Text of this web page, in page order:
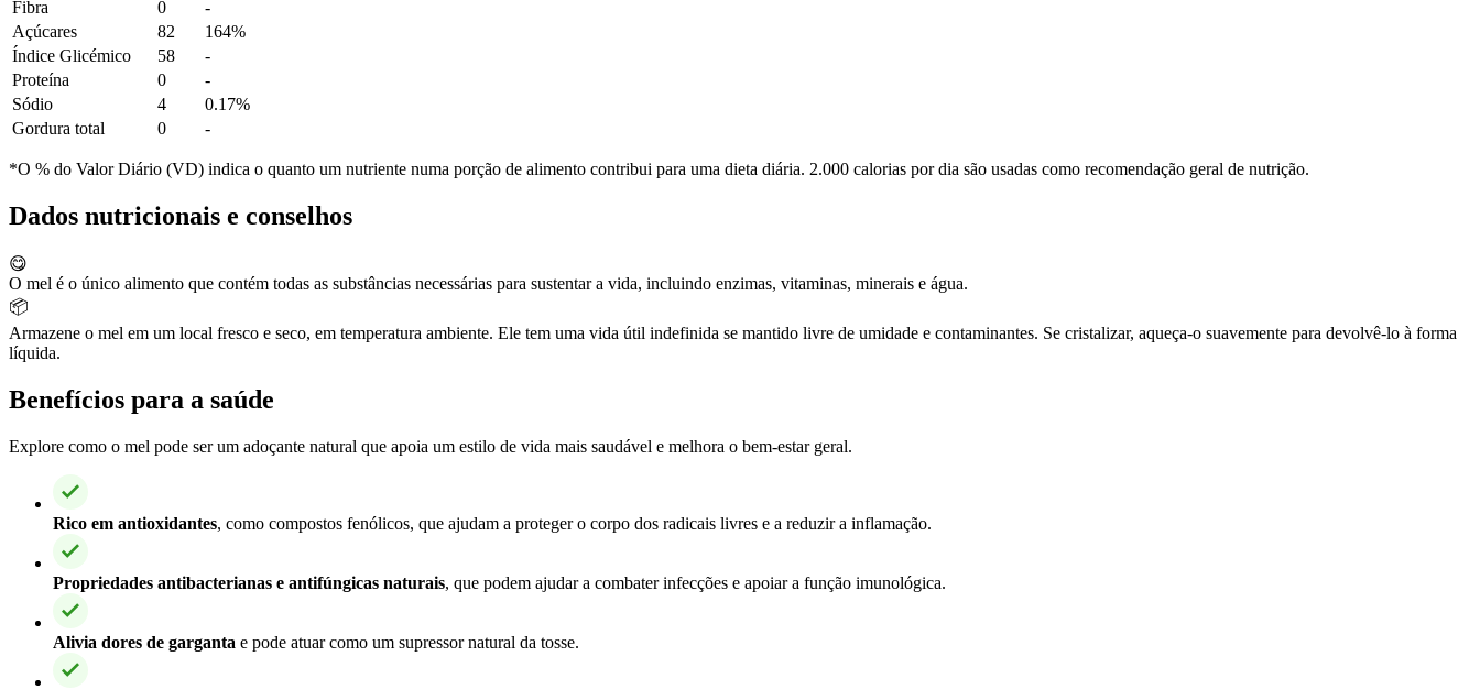
Fibra
0
-
Açúcares
82
164%
Índice Glicémico
58
-
Proteína
0
-
Sódio
4
0.17%
Gordura total
0 -
*O % do Valor Diário (VD) indica o quanto um nutriente numa porção de alimento contribui para uma dieta diária. 2.000 calorias por dia são usadas como recomendação geral de nutrição.
Dados nutricionais e conselhos
😋
O mel é o único alimento que contém todas as substâncias necessárias para sustentar a vida, incluindo enzimas, vitaminas, minerais e água.
📦
Armazene o mel em um local fresco e seco, em temperatura ambiente. Ele tem uma vida útil indefinida se mantido livre de umidade e contaminantes. Se cristalizar, aqueça-o suavemente para devolvê-lo à forma
líquida.
Benefícios para a saúde
Explore como o mel pode ser um adoçante natural que apoia um estilo de vida mais saudável e melhora o bem-estar geral.
Rico em antioxidantes, como compostos fenólicos, que ajudam a proteger o corpo dos radicais livres e a reduzir a inflamação.
Propriedades antibacterianas e antifúngicas naturais, que podem ajudar a combater infecções e apoiar a função imunológica.
Alivia dores de garganta e pode atuar como um supressor natural da tosse.